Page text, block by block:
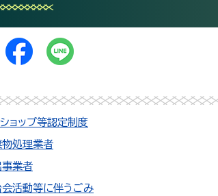
ョップ等認定制度
物処理業者
事業者
会活動等に伴うごみ